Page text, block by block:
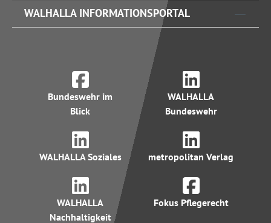
WALHALLA INFORMATIONSPORTAL
Bundeswehr im
Blick
WALHALLA
Bundeswehr
WALHALLA Soziales metropolitan Verlag
WALHALLA
Nachhaltigkeit
Fokus Pflegerecht